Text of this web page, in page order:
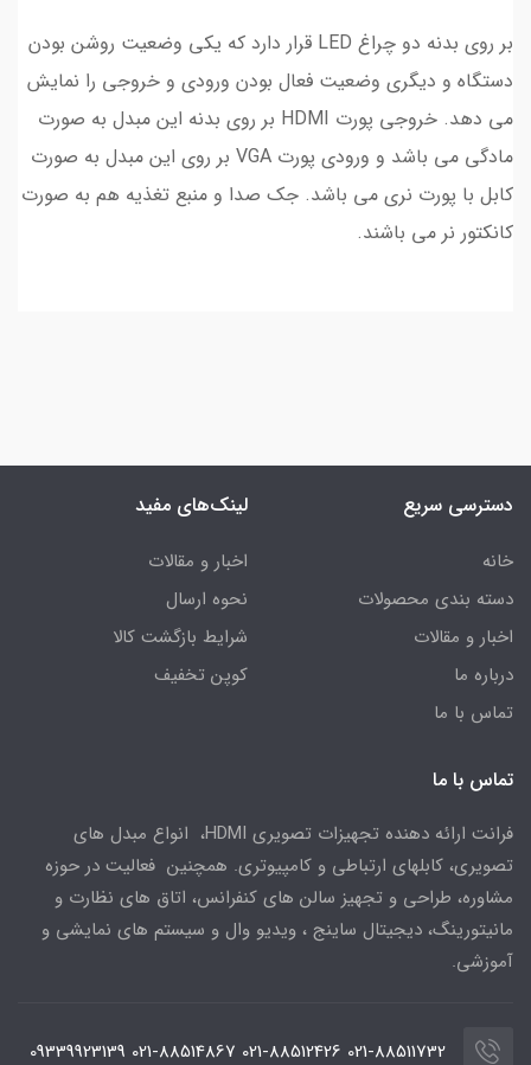
بر روی بدنه دو چراغ LED قرار دارد که یکی وضعیت روشن بودن
دستگاه و دیگری وضعیت فعال بودن ورودی و خروجی را نمایش
می دهد. خروجی پورت HDMI بر روی بدنه این مبدل به صورت
مادگی می باشد و ورودی پورت VGA بر روی این مبدل به صورت
کابل با پورت نری می باشد. جک صدا و منبع تغذیه هم به صورت
کانکتور نر می باشند.
دسترسی سریع
خانه
دسته بندی محصولات
اخبار و مقالات
درباره ما
تماس با ما
لینک‌های مفید
اخبار و مقالات
نحوه ارسال
شرایط بازگشت کالا
کوپن تخفیف
تماس با ما
فرانت ارائه دهنده تجهیزات تصویری HDMI، انواع مبدل های
تصویری، کابلهای ارتباطی و کامپیوتری. همچنین فعالیت در حوزه
مشاوره، طراحی و تجهیز سالن های کنفرانس، اتاق های نظارت و
مانیتورینگ، دیجیتال ساینج ، ویدیو وال و سیستم های نمایشی و
آموزشی.
021-88511732 021-88512426 021-88514867 09339923139